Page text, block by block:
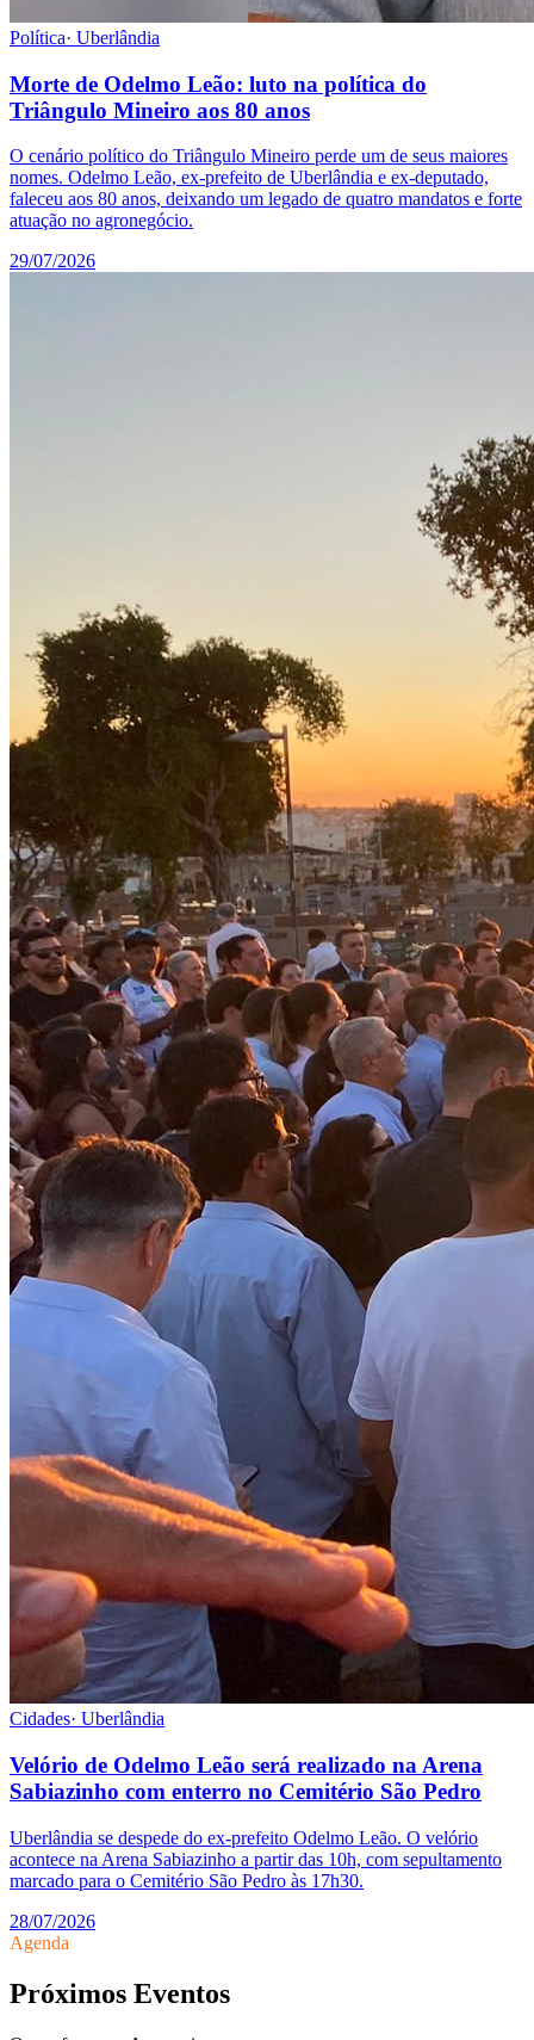
Política· Uberlândia
Morte de Odelmo Leão: luto na política do
Triângulo Mineiro aos 80 anos
O cenário político do Triângulo Mineiro perde um de seus maiores
nomes. Odelmo Leão, ex-prefeito de Uberlândia e ex-deputado,
faleceu aos 80 anos, deixando um legado de quatro mandatos e forte
atuação no agronegócio.
29/07/2026
Cidades· Uberlândia
Velório de Odelmo Leão será realizado na Arena
Sabiazinho com enterro no Cemitério São Pedro
Uberlândia se despede do ex-prefeito Odelmo Leão. O velório
acontece na Arena Sabiazinho a partir das 10h, com sepultamento
marcado para o Cemitério São Pedro às 17h30.
28/07/2026
Agenda
Próximos Eventos